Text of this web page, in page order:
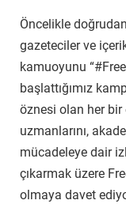
Öncelikle
gazeteciler ve
kamuoyunu
başlattığımız
öznesi olan her bir
uzmanlarını,
mücadeleye dair
çıkarmak üzere
olmaya davet